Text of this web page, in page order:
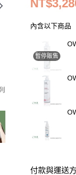
內含以下商品
暫停販售
付款與運送